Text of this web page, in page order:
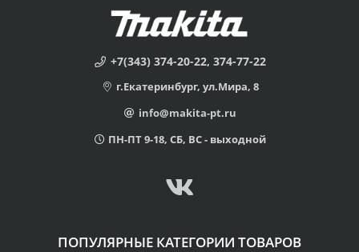
+7(343) 374-20-22, 374-77-22
г.Екатеринбург, ул.Мира, 8
info@makita-pt.ru
ПН-ПТ 9-18, СБ, ВС - выходной
ПОПУЛЯРНЫЕ КАТЕГОРИИ ТОВАРОВ